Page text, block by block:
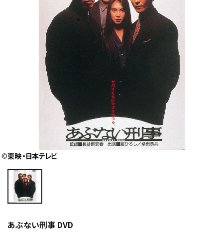
あぶない刑事 DVD